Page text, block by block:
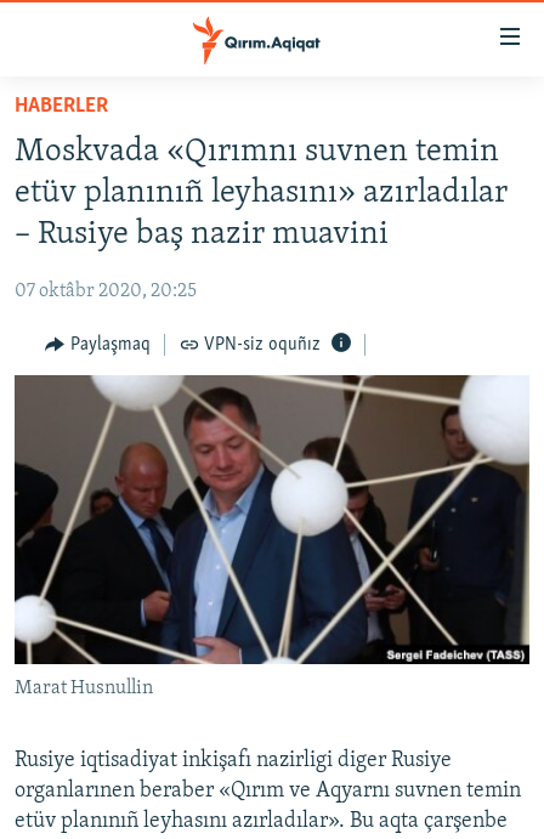
Esas
qaytmaq
Baş
navigatsiyağa
qaytmaq
Qıdıruvğa
HABERLER
İQTİSADİYAT
MEDENİYET
İNSAN AQLARI
BLOGLAR
FİKİR
Русский
Українською
QOŞULIÑIZ!
RFE/RS bütün saytları
HABERLER
Moskvada «Qırımnı suvnen temin
etüv planınıñ leyhasını» azırladılar
– Rusiye baş nazir muavini
07 oktâbr 2020, 20:25
Paylaşmaq VPN-siz oquñız
Marat Husnullin
Rusiye iqtisadiyat inkişafı nazirligi diger Rusiye
organlarınen beraber «Qırım ve Aqyarnı suvnen temin
etüv planınıñ leyhasını azırladılar». Bu aqta çarşenbe